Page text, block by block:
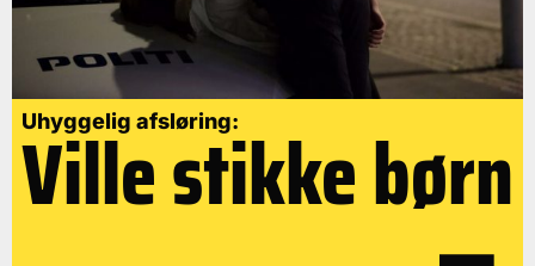
Uhyggelig afsløring:
Ville stikke børn